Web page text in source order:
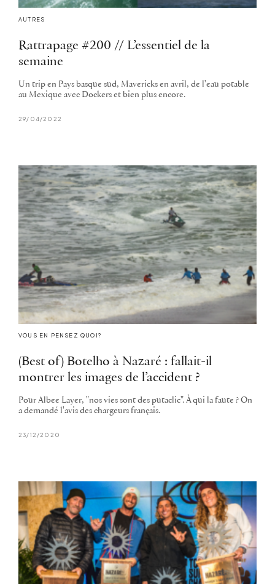
AUTRES
Rattrapage #200 // L’essentiel de la
semaine
Un trip en Pays basque sud, Mavericks en avril, de l'eau potable
au Mexique avec Dockers et bien plus encore.
29/04/2022
VOUS EN PENSEZ QUOI?
(Best of) Botelho à Nazaré : fallait-il
montrer les images de l’accident ?
Pour Albee Layer, "nos vies sont des putaclic". À qui la faute ? On
a demandé l'avis des chargeurs français.
23/12/2020